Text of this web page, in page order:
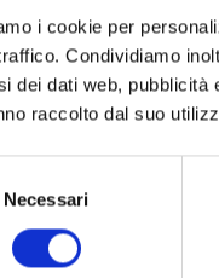
i cookie per
Condividiamo
dei dati web,
raccolto dal suo
Necessari